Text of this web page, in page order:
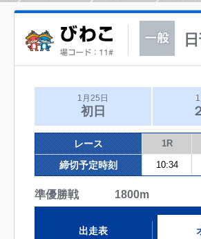
1月25日
初日
レース 1R
締切予定時刻 10:34
準優勝戦 1800m
出走表